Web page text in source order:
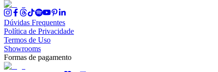
Dúvidas Frequentes
Política de Privacidade
Termos de Uso
Showrooms
Formas de pagamento